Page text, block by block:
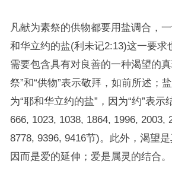
凡献为素祭的供物都要用盐调合，
和华立约的盐(利未记2:13)这一要求
需要包含具有对良善的一种渴望的
祭”和“供物”表示敬拜，如前所述；
为“耶和华立约的盐”，因为“约”表示
666, 1023, 1038, 1864, 1996, 2003,
8778, 9396, 9416节)。此外，渴望是
因而是爱的延伸；爱是属灵的结合。